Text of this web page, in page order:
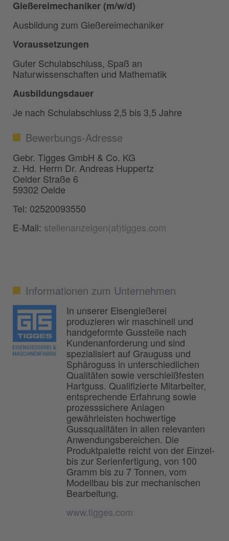
Gießereimechaniker (m/w/d)
Ausbildung zum Gießereimechaniker
Voraussetzungen
Guter Schulabschluss, Spaß an
Naturwissenschaften und Mathematik
Ausbildungsdauer
Je nach Schulabschluss 2,5 bis 3,5 Jahre
Bewerbungs-Adresse
Gebr. Tigges GmbH & Co. KG
z. Hd. Herrn Dr. Andreas Huppertz
Oelder Straße 6
59302 Oelde
Tel: 02520093550
E-Mail: stellenanzeigen(at)tigges.com
Informationen zum Unternehmen
In unserer Eisengießerei
produzieren wir maschinell und
handgeformte Gussteile nach
Kundenanforderung und sind
spezialisiert auf Grauguss und
Sphäroguss in unterschiedlichen
Qualitäten sowie verschleißfesten
Hartguss. Qualifizierte Mitarbeiter,
entsprechende Erfahrung sowie
prozesssichere Anlagen
gewährleisten hochwertige
Gussqualitäten in allen relevanten
Anwendungsbereichen. Die
Produktpalette reicht von der Einzel-
bis zur Serienfertigung, von 100
Gramm bis zu 7 Tonnen, vom
Modellbau bis zur mechanischen
Bearbeitung.
www.tigges.com